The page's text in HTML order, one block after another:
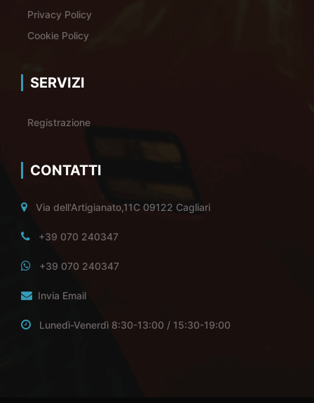
Privacy Policy
Cookie Policy
SERVIZI
Registrazione
CONTATTI
Via dell'Artigianato,11C 09122 Cagliari
+39 070 240347
+39 070 240347
Invia Email
Lunedì-Venerdì 8:30-13:00 / 15:30-19:00